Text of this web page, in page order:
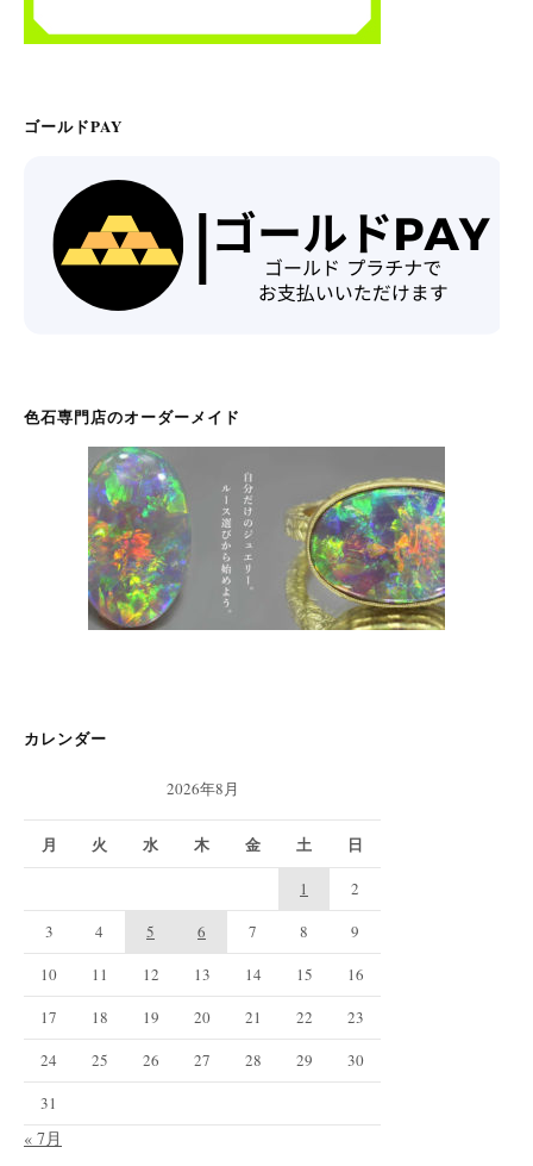
ゴールドPAY
色石専門店のオーダーメイド
カレンダー
2026年8月
月 火 水 木 金 土 日
1
2
3
4 5 6 7 8
9
10
11 12 13 14 15
16
17
18 19 20 21 22
23
24
25 26 27 28 29
30
31
« 7月